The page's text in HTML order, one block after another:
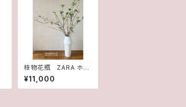
枝物花瓶 ZARA ホワ
イト
¥11,000